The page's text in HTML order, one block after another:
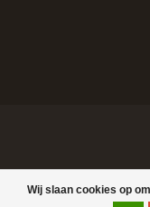
Wij slaan cookies op
©